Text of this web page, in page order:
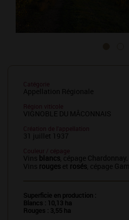
Catégorie
Appellation Régionale
Région viticole
VIGNOBLE DU MÂCONNAIS
Création de l'appellation
31 juillet 1937
Couleur / cépage
Vins blancs, cépage
.
Vins rouges et rosés, cépage
Superficie en production :
Blancs : 10,13 ha
Rouges : 3,55 ha